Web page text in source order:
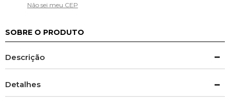
Não sei meu CEP
SOBRE O PRODUTO
Descrição
Detalhes